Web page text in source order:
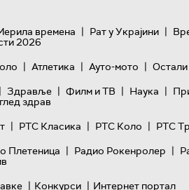
времена | Рат у Украјини |
2026
| Атлетика | Ауто-мото |
| Здравље | Филм и ТВ | Наука |
здрав
| РТС Класика | РТС Коло | РТС
Плетеница | Радио Рокенролер |
| Конкурси | Интернет портал